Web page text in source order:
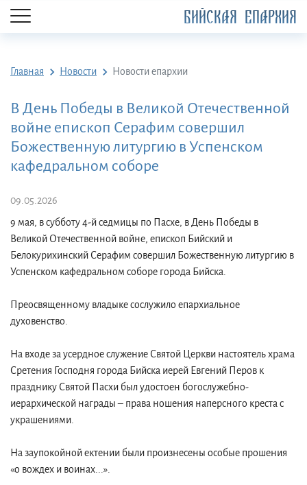
БИЙСКАЯ ЕПАРХИЯ
Главная Новости Новости епархии
В День Победы в Великой Отечественной
войне епископ Серафим совершил
Божественную литургию в Успенском
кафедральном соборе
09.05.2026
9 мая, в субботу 4-й седмицы по Пасхе, в День Победы в
Великой Отечественной войне, епископ Бийский и
Белокурихинский Серафим совершил Божественную литургию в
Успенском кафедральном соборе города Бийска.
Преосвященному владыке сослужило епархиальное
духовенство.
На входе за усердное служение Святой Церкви настоятель храма
Сретения Господня города Бийска иерей Евгений Перов к
празднику Святой Пасхи был удостоен богослужебно-
иерархической награды – права ношения наперсного креста с
украшениями.
На заупокойной ектении были произнесены особые прошения
«о вождех и воинах...».